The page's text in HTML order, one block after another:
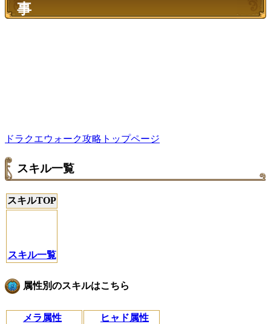
事
ドラクエウォーク攻略トップページ
スキル一覧
スキルTOP
スキル一覧
属性別のスキルはこちら
メラ属性
ヒャド属性